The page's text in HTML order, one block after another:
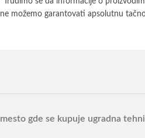
ne možemo garantovati apsolutnu
mesto gde se kupuje ugradna